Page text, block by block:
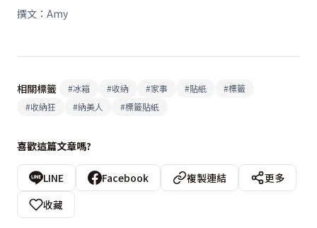
撰文：Amy
相關標籤 #冰箱 #收納 #家事 #貼紙 #標籤
#收納狂 #納美人 #標籤貼紙
喜歡這篇文章嗎?
LINE Facebook 複製連結
更多
收藏